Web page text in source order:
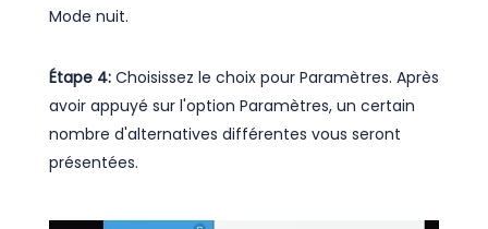
Mode nuit.
Étape 4: Choisissez le choix pour Paramètres. Après
avoir appuyé sur l'option Paramètres, un certain
nombre d'alternatives différentes vous seront
présentées.